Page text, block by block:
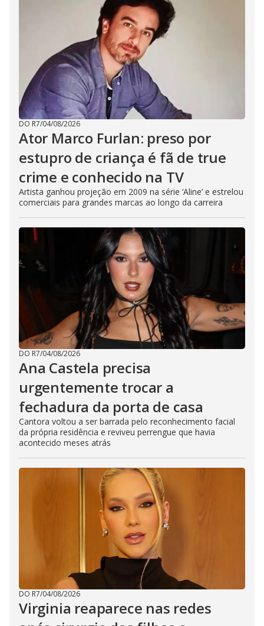
DO R7/04/08/2026
Ator Marco Furlan: preso por
estupro de criança é fã de true
crime e conhecido na TV
Artista ganhou projeção em 2009 na série ‘Aline’ e estrelou
comerciais para grandes marcas ao longo da carreira
DO R7/04/08/2026
Ana Castela precisa
urgentemente trocar a
fechadura da porta de casa
Cantora voltou a ser barrada pelo reconhecimento facial
da própria residência e reviveu perrengue que havia
acontecido meses atrás
DO R7/04/08/2026
Virginia reaparece nas redes